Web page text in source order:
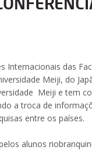
Internacionais das
Meiji, do
Meiji e tem
a troca de
entre os países.
alunos